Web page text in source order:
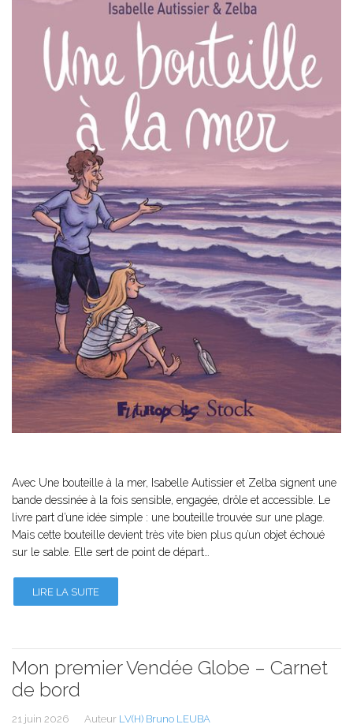
Avec Une bouteille à la mer, Isabelle Autissier et Zelba signent une
bande dessinée à la fois sensible, engagée, drôle et accessible. Le
livre part d’une idée simple : une bouteille trouvée sur une plage.
Mais cette bouteille devient très vite bien plus qu’un objet échoué
sur le sable. Elle sert de point de départ…
LIRE LA SUITE
Mon premier Vendée Globe – Carnet
de bord
21 juin 2026 Auteur LV(H) Bruno LEUBA